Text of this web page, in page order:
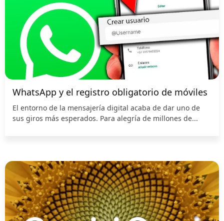
WhatsApp y el registro obligatorio de móviles
El entorno de la mensajería digital acaba de dar uno de
sus giros más esperados. Para alegría de millones de...